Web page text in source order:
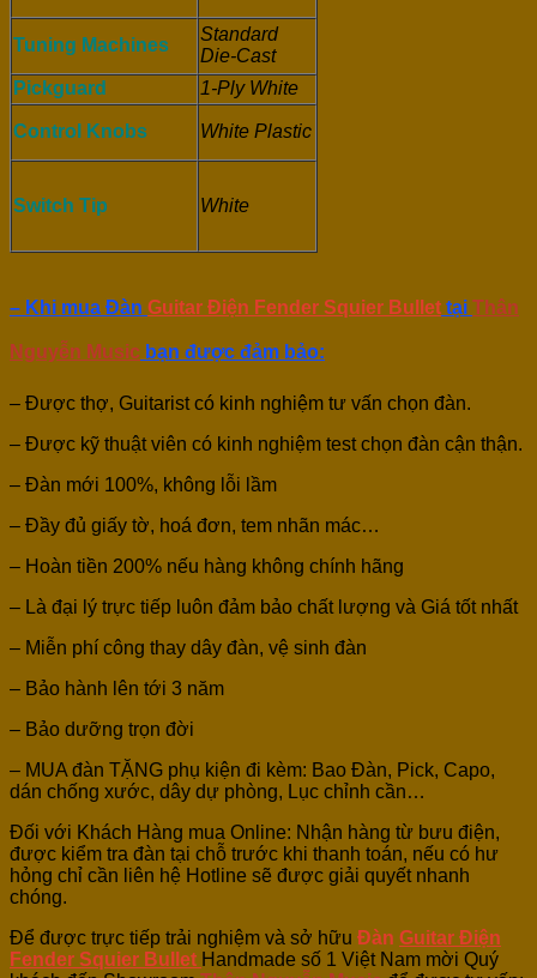
Tuning Machines
Standard
Die-Cast
Pickguard
1-Ply White
Control Knobs White Plastic
Switch Tip White
– Khi mua Đàn Guitar Điện Fender Squier Bullet tại Thân
Nguyễn Music bạn được đảm bảo:
– Được thợ, Guitarist có kinh nghiệm tư vấn chọn đàn.
– Được kỹ thuật viên có kinh nghiệm test chọn đàn cận thận.
– Đàn mới 100%, không lỗi lầm
– Đầy đủ giấy tờ, hoá đơn, tem nhãn mác…
– Hoàn tiền 200% nếu hàng không chính hãng
– Là đại lý trực tiếp luôn đảm bảo chất lượng và Giá tốt nhất
– Miễn phí công thay dây đàn, vệ sinh đàn
– Bảo hành lên tới 3 năm
– Bảo dưỡng trọn đời
– MUA đàn TẶNG phụ kiện đi kèm: Bao Đàn, Pick, Capo,
dán chống xước, dây dự phòng, Lục chỉnh cần…
Đối với Khách Hàng mua Online: Nhận hàng từ bưu điện,
được kiểm tra đàn tại chỗ trước khi thanh toán, nếu có hư
hỏng chỉ cần liên hệ Hotline sẽ được giải quyết nhanh
chóng.
Để được trực tiếp trải nghiệm và sở hữu Đàn Guitar Điện
Fender Squier Bullet Handmade số 1 Việt Nam mời Quý